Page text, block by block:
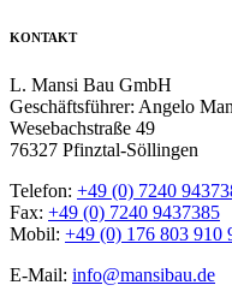
KONTAKT
L. Mansi Bau GmbH
Geschäftsführer: Angelo
Wesebachstraße 49
76327 Pfinztal-Söllingen
Telefon: +49 (0) 7240
Fax: +49 (0) 7240 9437385
Mobil: +49 (0) 176 803 910
E-Mail: info@mansibau.de